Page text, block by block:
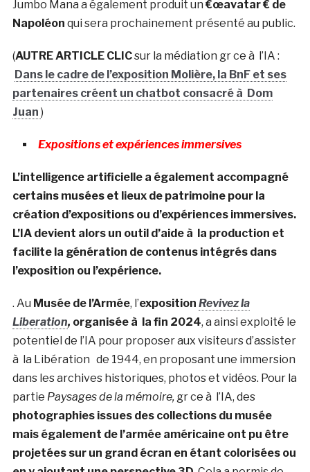
Jumbo Mana a également produit un €œavatar € de
Napoléon qui sera prochainement présenté au public.
(AUTRE ARTICLE CLICsur la médiation gr ce à l’IA :
Dans le cadre de l’exposition Molière, la BnF et ses
partenaires créent un chatbot consacré à Dom
Juan )
Expositions et expériences immersives
L’intelligence artificielle a également accompagné
certains musées et lieux de patrimoine pour la
création d’expositions ou d’expériences immersives.
L’IA devient alors un outil d’aide à la production et
facilite la génération de contenus intégrés dans
l’exposition ou l’expérience.
. Au Musée de l’Armée, l’exposition Revivez la
Liberation, organisée à la fin 2024, a ainsi exploité le
potentiel de l’IA pour proposer aux visiteurs d’assister
à la Libération de 1944, en proposant une immersion
dans les archives historiques, photos et vidéos. Pour la
partie Paysages de la mémoire, gr ce à l’IA, des
photographies issues des collections du musée
mais également de l’armée américaine ont pu être
projetées sur un grand écran en étant colorisées ou